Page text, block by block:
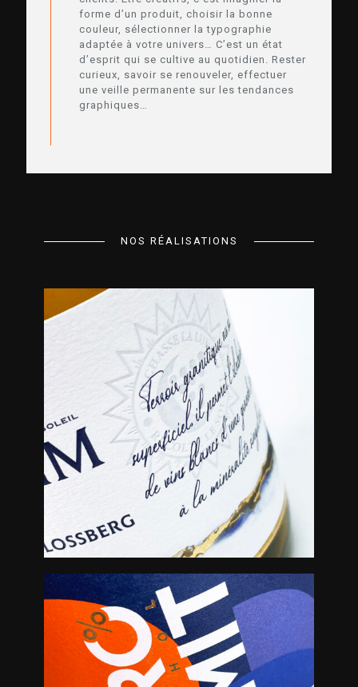
forme d’un produit, choisir la bonne
couleur, sélectionner la typographie
adaptée à votre univers… C’est un état
d’esprit qui se cultive au quotidien. Rester
curieux, savoir se renouveler, effectuer
une veille permanente sur les tendances
graphiques…
NOS RÉALISATIONS
Créations